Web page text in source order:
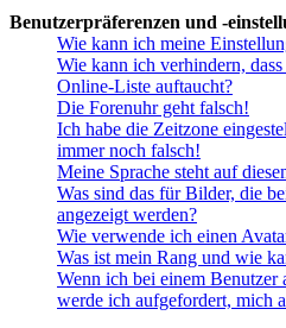
Benutzerpräferenzen und -
Wie kann ich meine
Wie kann ich verhindern,
Online-Liste auftaucht?
Die Forenuhr geht falsch!
Ich habe die Zeitzone
immer noch falsch!
Meine Sprache steht auf
Was sind das für Bilder, die
angezeigt werden?
Wie verwende ich einen
Was ist mein Rang und wie
Wenn ich bei einem
werde ich aufgefordert, mich